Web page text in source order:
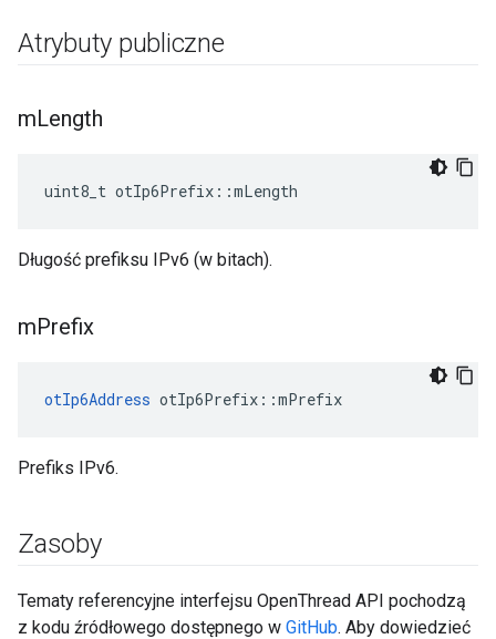
Atrybuty publiczne
mLength
uint8_t otIp6Prefix ::mLength
Długość prefiksu IPv6 (w bitach).
mPrefix
otIp6Address otIp6Prefix ::mPrefix
Prefiks IPv6.
Zasoby
Tematy referencyjne interfejsu OpenThread API pochodzą
z kodu źródłowego dostępnego w GitHub. Aby dowiedzieć